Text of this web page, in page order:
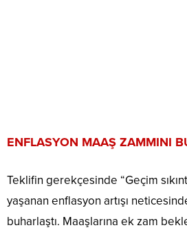
ENFLASYON MAAŞ ZAMMINI
Teklifin gerekçesinde “Geçim
yaşanan enflasyon artışı
buharlaştı. Maaşlarına ek zam